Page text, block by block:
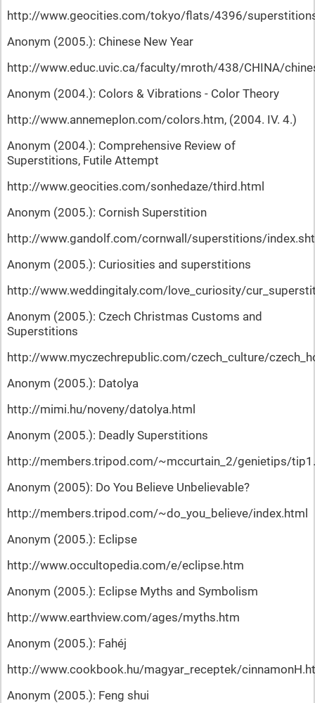
http://www.geocities.com/tokyo/flats/4396/
Anonym (2005.): Chinese New Year
http://www.educ.uvic.ca/faculty/mroth/438/CHINA/
Anonym (2004.): Colors & Vibrations - Color Theory
http://www.annemeplon.com/colors.htm, (2004. IV. 4.)
Anonym (2004.): Comprehensive Review of
Superstitions, Futile Attempt
http://www.geocities.com/sonhedaze/third.html
Anonym (2005.): Cornish Superstition
http://www.gandolf.com/cornwall/superstitions/
Anonym (2005.): Curiosities and superstitions
http://www.weddingitaly.com/love_curiosity/
Anonym (2005.): Czech Christmas Customs and
Superstitions
http://www.myczechrepublic.com/czech_culture/
Anonym (2005.): Datolya
http://mimi.hu/noveny/datolya.html
Anonym (2005.): Deadly Superstitions
http://members.tripod.com/~mccurtain_2/genietips/
Anonym (2005): Do You Believe Unbelievable?
http://members.tripod.com/~do_you_believe/index.html
Anonym (2005.): Eclipse
http://www.occultopedia.com/e/eclipse.htm
Anonym (2005.): Eclipse Myths and Symbolism
http://www.earthview.com/ages/myths.htm
Anonym (2005.): Fahéj
http://www.cookbook.hu/magyar_receptek/
Anonym (2005.): Feng shui